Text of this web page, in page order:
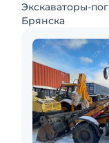
Экскаваторы-
Брянска